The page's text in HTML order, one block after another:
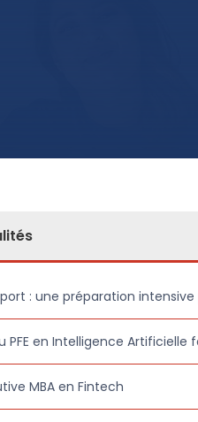
: une préparation intensive
PFE en Intelligence Artificielle
MBA en Fintech